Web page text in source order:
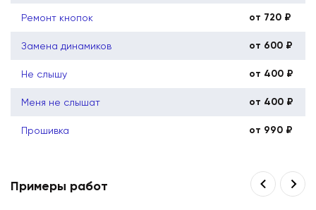
Ремонт кнопок от 720 ₽
Замена динамиков от 600 ₽
Не слышу от 400 ₽
Меня не слышат от 400 ₽
Прошивка от 990 ₽
Примеры работ